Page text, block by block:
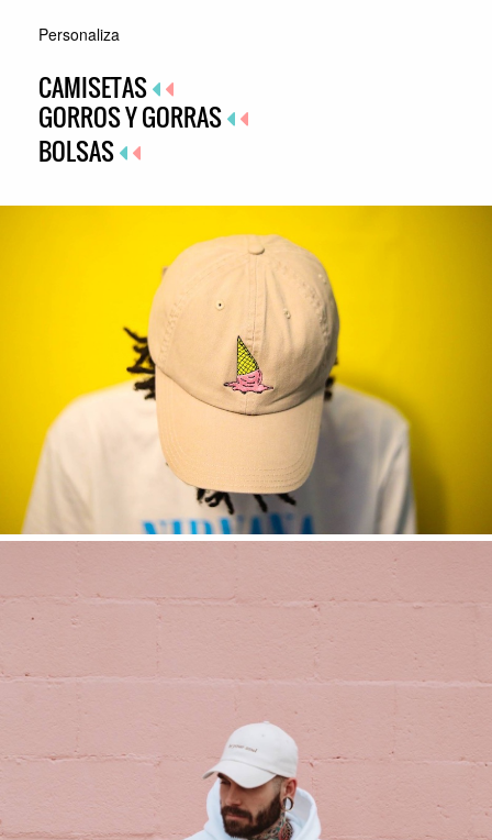
Personaliza
CAMISETAS
GORROS Y GORRAS
BOLSAS